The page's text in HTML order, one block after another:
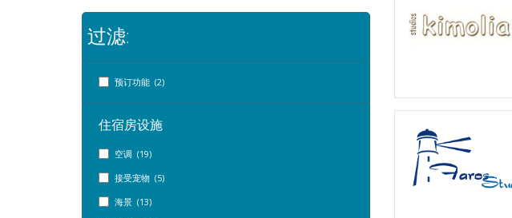
过滤:
预订功能 (2)
住宿房设施
空调 (19)
接受宠物 (5)
海景 (13)